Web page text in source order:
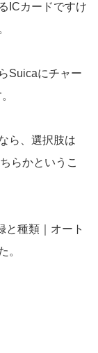
ICカードですけ
Suicaにチャー
ら、選択肢は
らかというこ
と種類｜オート
。